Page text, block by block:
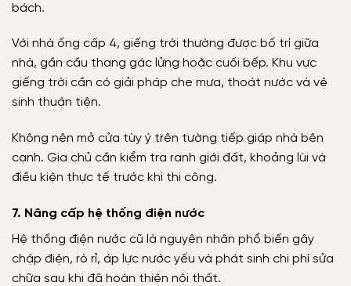
bách.
Với nhà ống cấp 4, giếng trời thường được bố trí giữa
nhà, gần cầu thang gác lửng hoặc cuối bếp. Khu vực
giếng trời cần có giải pháp che mưa, thoát nước và vệ
sinh thuận tiện.
Không nên mở cửa tùy ý trên tường tiếp giáp nhà bên
cạnh. Gia chủ cần kiểm tra ranh giới đất, khoảng lùi và
điều kiện thực tế trước khi thi công.
7. Nâng cấp hệ thống điện nước
Hệ thống điện nước cũ là nguyên nhân phổ biến gây
chập điện, rò rỉ, áp lực nước yếu và phát sinh chi phí sửa
chữa sau khi đã hoàn thiện nội thất.